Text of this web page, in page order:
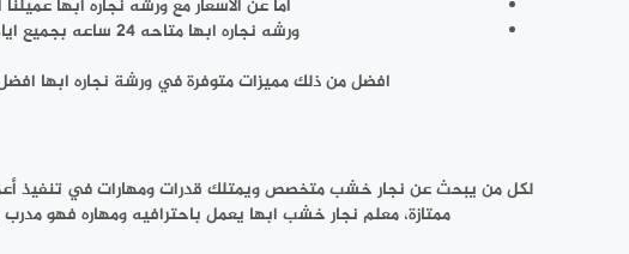
اما عن الاسعار مع ورشه نجاره ابها
ورشه نجاره ابها متاحه 24 ساعه بجميع ايام الاسبوع فتستطيع طلب جميع خدمات النجارة باي وقت من اليوم وباي يوم من ايام الاسبوع.
افضل من ذلك مميزات متوفرة في ورشة نجاره ابها
ممتازة، معلم نجار خشب ابها يعمل باحترافيه ومهاره فهو